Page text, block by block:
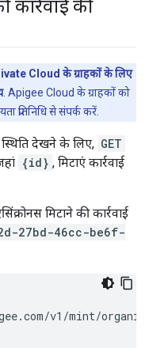
कार्रवाई की
Cloud के ग्राहकों के लिए
. Apigee Cloud के ग्राहकों को
प्रतिनिधि से संपर्क करें.
स्थिति देखने के लिए, GET
{id} , मिटाएं कार्रवाई
मिटाने की कार्रवाई
27bd-46cc-be6f-
v1/mint/